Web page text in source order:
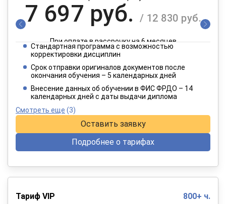
7 697 руб. / 12 830 руб.
При оплате в рассрочку на 6 месяцев
3 849 руб.
При оплате в рассрочку на 12 месяцев
Стандартная программа с возможностью
корректировки дисциплин
Срок отправки оригиналов документов после
окончания обучения – 5 календарных дней
Внесение данных об обучении в ФИС ФРДО – 14
календарных дней с даты выдачи диплома
Смотреть еще (3)
Оставить заявку
Подробнее о тарифах
Тариф VIP 800+ ч.